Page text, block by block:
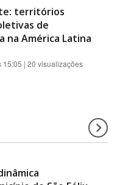
territórios
de
na América Latina
15:05 | 20 visualizações